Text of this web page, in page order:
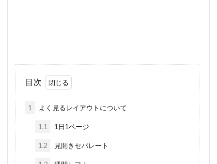
目次
1 よく見るレイアウトについて
1.1 1日1ページ
1.2 見開きセパレート